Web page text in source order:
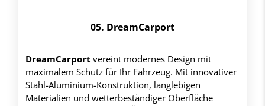
05. DreamCarport
DreamCarport vereint modernes Design mit
maximalem Schutz für Ihr Fahrzeug. Mit innovativer
Stahl-Aluminium-Konstruktion, langlebigen
Materialien und wetterbeständiger Oberfläche